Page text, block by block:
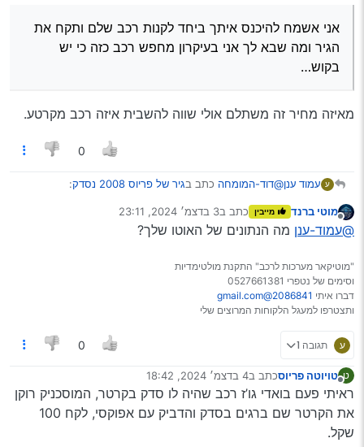
אני אשמח להיכנס איתך ביחד לקנות רכב שלם ותקח את
הגיר ומה שבא לך אני בעיקרון מחפש רכב כזה כי יש
בקוש…
מאיזה מחיר זה משתלם אולי שווה להשבית איזה רכב מקרטע.
0
ע עמוד ענן@דוד-המומחה כתב בגיר של פריוס 2008 נסדק :
אני אשמח להיכנס איתך ביחד לקנות רכב שלם ותקח
מקרטע.
מוטי ברנד מייבין כתב ב3 בדצמ׳ 2024, 23:11
נערך לאחרונה על ידי
@עמוד-ענן מה הנתונים של האוטו שלך?
"מוטיקאר מערכות לרכב" התקנת מולטימדיות
וסימים של נטפרי 0527661381
דברו איתי 2086841@gmail.com
ותצטרפו למעגל הלקוחות המרוצים שלי
ע תגובה 1 0
ט טויוטה פריוסכתב ב4 בדצמ׳ 2024, 18:42
נערך לאחרונה על ידי
ראיתי פעם בואדי גו’ז רכב שהיה לו סדק בקרטר, המוסכניק רוקן
את הקרטר שם ברגים בסדק והדביק עם אפוקסי, לקח 100
שקל.